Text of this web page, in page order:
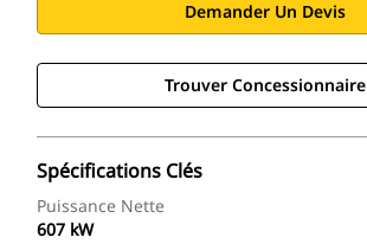
Demander Un Devis
Trouver Concessionnaire
Spécifications Clés
Puissance Nette
607 kW